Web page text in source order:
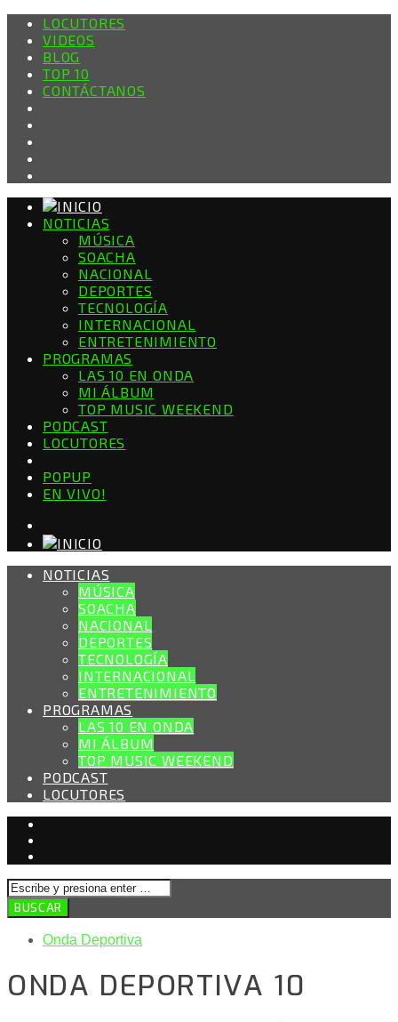
LOCUTORES
VIDEOS
BLOG
TOP 10
CONTÁCTANOS
NOTICIAS
MÚSICA
SOACHA
NACIONAL
DEPORTES
TECNOLOGÍA
INTERNACIONAL
ENTRETENIMIENTO
PROGRAMAS
LAS 10 EN ONDA
MI ÁLBUM
TOP MUSIC WEEKEND
PODCAST
LOCUTORES
POPUP
EN VIVO!
NOTICIAS
MÚSICA
SOACHA
NACIONAL
DEPORTES
TECNOLOGÍA
INTERNACIONAL
ENTRETENIMIENTO
PROGRAMAS
LAS 10 EN ONDA
MI ÁLBUM
TOP MUSIC WEEKEND
PODCAST
LOCUTORES
Onda Deportiva
ONDA DEPORTIVA 10